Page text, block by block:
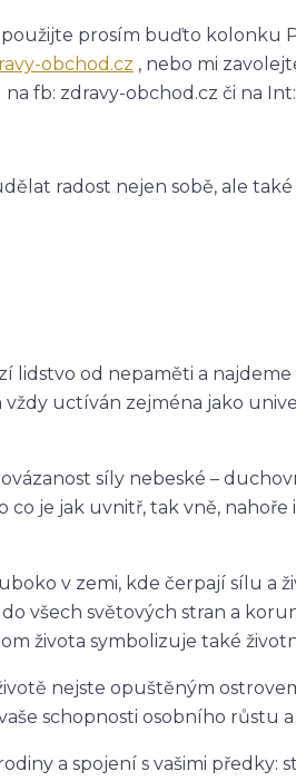
prosím buďto kolonku
obchod.cz , nebo mi
fb: zdravy-obchod.cz či na Int:
radost nejen sobě, ale také
lidstvo od nepaměti a
uctíván zejména jako
síly nebeské –
co je jak uvnitř, tak vně, nahoře
v zemi, kde čerpají sílu a
všech světových stran a
života symbolizuje také
nejste opuštěným
schopnosti osobního růstu
a spojení s vašimi předky: